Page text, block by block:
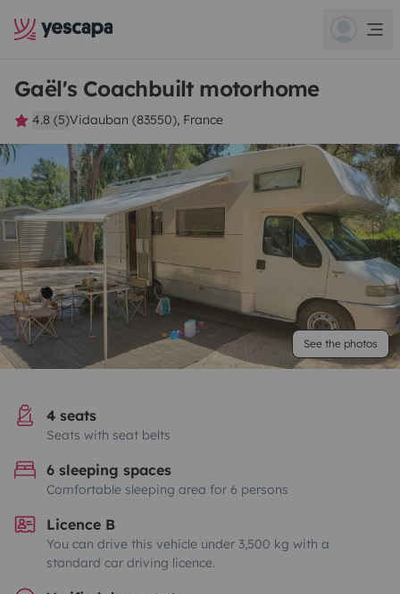
Gaël's Coachbuilt motorhome
4.8 (5)Vidauban (83550), France
See the photos
4 seats
Seats with seat belts
6 sleeping spaces
Comfortable sleeping area for 6 persons
Licence B
You can drive this vehicle under 3,500 kg with a
standard car driving licence.